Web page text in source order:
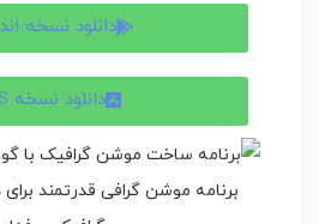
دانلود نسخه
دانلود نسخه IOS